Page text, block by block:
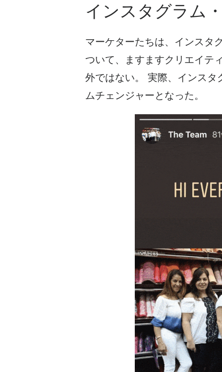
インスタグラム
マーケターたちは、 インスタ
ついて、ますますクリエイテ
外ではない。
実際、 インスタ
ムチェンジャーとなった。